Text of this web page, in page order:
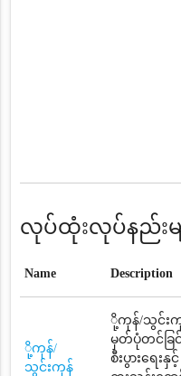
လုပ်ထုံးလုပ်နည်းမျ
Name Description
ို့ကုန်/
သွင်းကုန်
ကုန်/သွင်းကု
မှတ်ပုံတင်ခြ
စီးပွားရေးနှင့်